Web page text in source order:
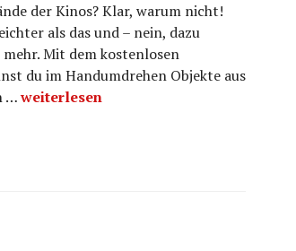
der Kinos? Klar, warum nicht!
als das und – nein, dazu
Mit dem kostenlosen
du im Handumdrehen Objekte aus
…Kostenloses
weiterlesen